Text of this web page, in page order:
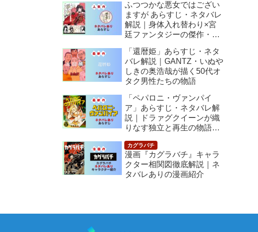
逆転人生
ふつつかな悪女ではござい
ますが あらすじ・ネタバレ
解説｜身体入れ替わり×宮
廷ファンタジーの傑作・
「還暦姫」あらすじ・ネタ
バレ解説｜GANTZ・いぬや
しきの奥浩哉が描く50代オ
タク男性たちの物語
「ペパロニ・ヴァンパイ
ア」あらすじ・ネタバレ解
説｜ドラァグクイーンが織
りなす独立と再生の物語
漫画『カグラバチ』キャラ
クター相関図徹底解説｜ネ
タバレありの漫画紹介